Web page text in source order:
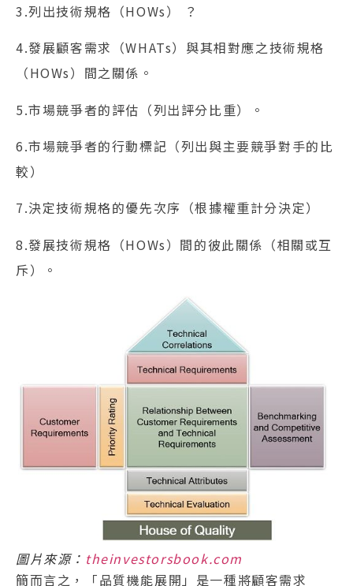
3.列出技術規格（HOWs） ？
4.發展顧客需求（WHATs）與其相對應之技術規格
（HOWs）間之關係。
5.市場競爭者的評估（列出評分比重）。
6.市場競爭者的行動標記（列出與主要競爭對手的比
較）
7.決定技術規格的優先次序（根據權重計分決定）
8.發展技術規格（HOWs）間的彼此關係（相關或互
斥）。
圖片來源： theinvestorsbook.com
簡而言之，「品質機能展開」是一種將顧客需求